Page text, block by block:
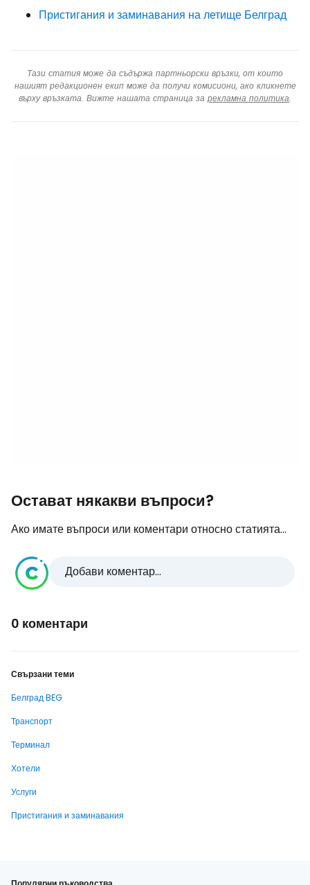
Пристигания и заминавания на летище Белград
Тази статия може да съдържа партньорски връзки, от които
нашият редакционен екип може да получи комисиони, ако кликнете
върху връзката. Вижте нашата страница за рекламна политика.
Остават някакви въпроси?
Ако имате въпроси или коментари относно статията...
Добави коментар...
0 коментари
Свързани теми
Белград BEG
Транспорт
Терминал
Хотели
Услуги
Пристигания и заминавания